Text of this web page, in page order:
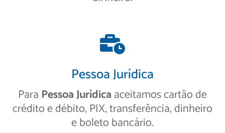
Pessoa Jurídica
Para Pessoa Jurídicaaceitamos cartão de
crédito e débito, PIX, transferência, dinheiro
e boleto bancário.